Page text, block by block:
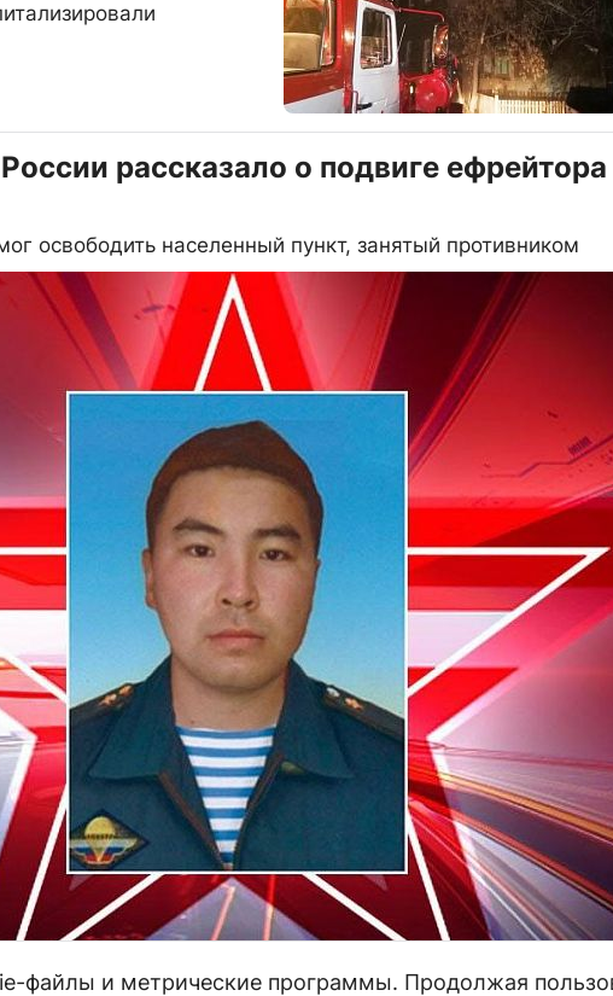
рассказало о подвиге ефрейтора
освободить населенный пункт, занятый противником
файлы и метрические программы. Продолжая